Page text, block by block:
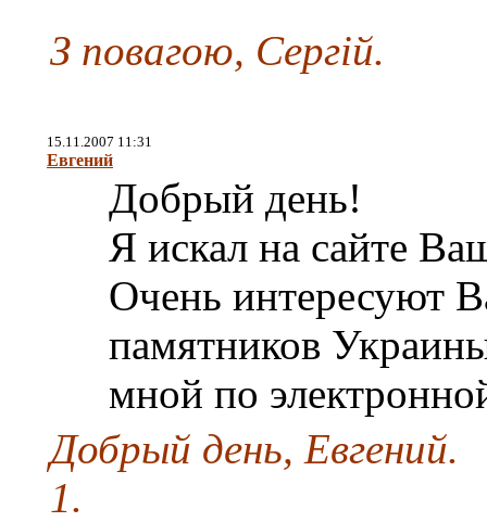
З повагою, Сергій.
15.11.2007 11:31
Евгений
Добрый день!
Я искал на сайте
Очень интересуют
памятников
мной по
Добрый день, Евгений.
1.